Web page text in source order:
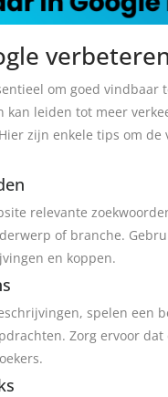
om goed vindbaar
kan leiden tot meer
zijn enkele tips om
relevante
of branche.
en koppen.
spelen een
Zorg ervoor